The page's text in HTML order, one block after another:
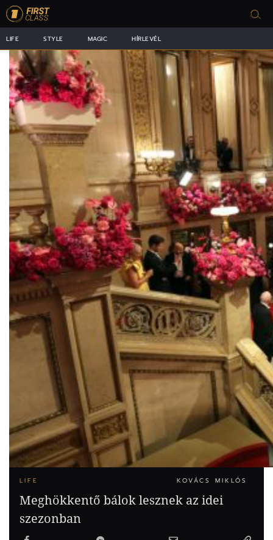
LIFE STYLE MAGIC HÍRLEVÉL
LIFE KOVÁCS MIKLÓS
Meghökkentő bálok lesznek az idei
szezonban